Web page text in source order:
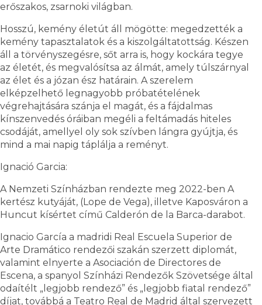
erőszakos, zsarnoki világban.
Hosszú, kemény életút áll mögötte: megedzették a
kemény tapasztalatok és a kiszolgáltatottság. Készen
áll a törvényszegésre, sőt arra is, hogy kockára tegye
az életét, és megvalósítsa az álmát, amely túlszárnyal
az élet és a józan ész határain. A szerelem
elképzelhető legnagyobb próbatételének
végrehajtására szánja el magát, és a fájdalmas
kínszenvedés óráiban megéli a feltámadás hiteles
csodáját, amellyel oly sok szívben lángra gyújtja, és
mind a mai napig táplálja a reményt.
Ignació Garcia:
A Nemzeti Színházban rendezte meg 2022-ben A
kertész kutyáját, (Lope de Vega), illetve Kaposváron a
Huncut kísértet című Calderón de la Barca-darabot.
Ignacio García a madridi Real Escuela Superior de
Arte Dramático rendezői szakán szerzett diplomát,
valamint elnyerte a Asociación de Directores de
Escena, a spanyol Színházi Rendezők Szövetsége által
odaítélt „legjobb rendező” és „legjobb fiatal rendező”
díjat, továbbá a Teatro Real de Madrid által szervezett